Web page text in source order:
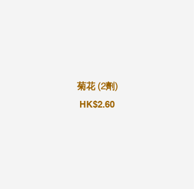
菊花 (2劑)
HK$2.60